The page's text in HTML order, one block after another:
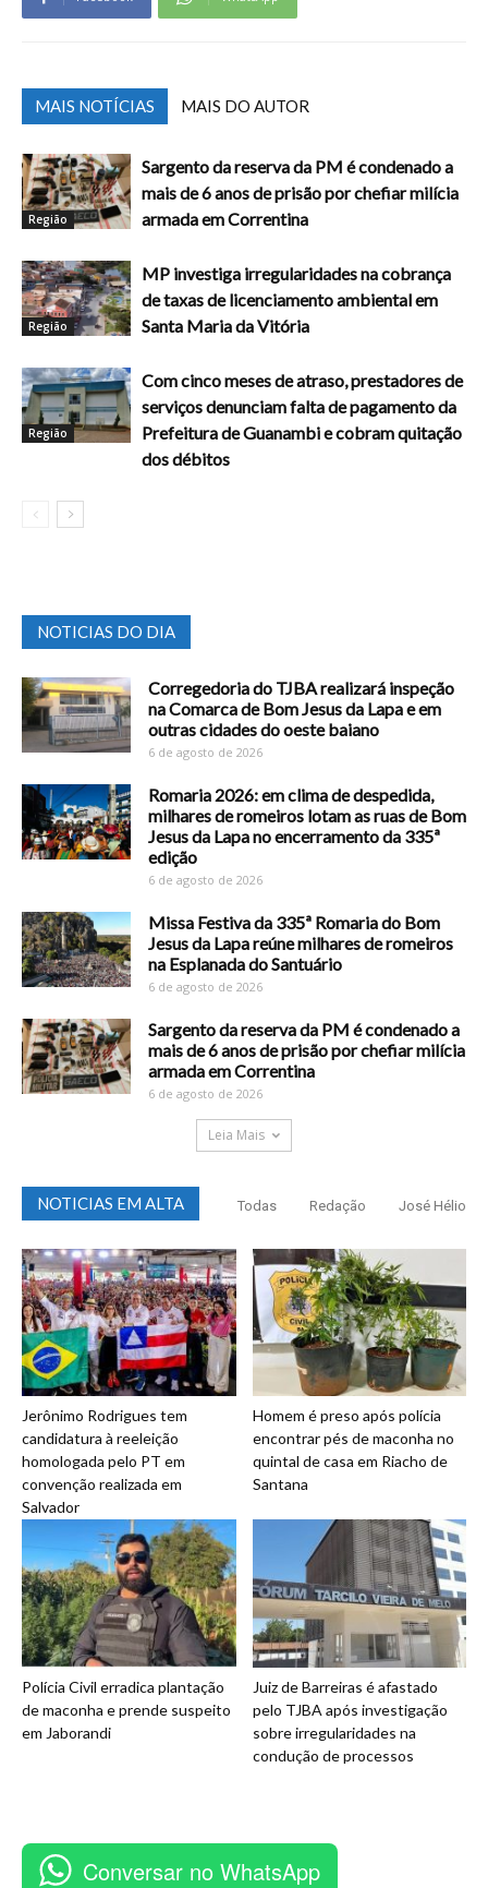
MAIS NOTÍCIAS MAIS DO AUTOR
Região
Sargento da reserva da PM é condenado a
mais de 6 anos de prisão por chefiar milícia
armada em Correntina
Região
MP investiga irregularidades na cobrança
de taxas de licenciamento ambiental em
Santa Maria da Vitória
Região
Com cinco meses de atraso, prestadores de
serviços denunciam falta de pagamento da
Prefeitura de Guanambi e cobram quitação
dos débitos
NOTICIAS DO DIA
Corregedoria do TJBA realizará inspeção
na Comarca de Bom Jesus da Lapa e em
outras cidades do oeste baiano
6 de agosto de 2026
Romaria 2026: em clima de despedida,
milhares de romeiros lotam as ruas de Bom
Jesus da Lapa no encerramento da 335ª
edição
6 de agosto de 2026
Missa Festiva da 335ª Romaria do Bom
Jesus da Lapa reúne milhares de romeiros
na Esplanada do Santuário
6 de agosto de 2026
Sargento da reserva da PM é condenado a
mais de 6 anos de prisão por chefiar milícia
armada em Correntina
6 de agosto de 2026
Leia Mais
NOTICIAS EM ALTA Todas Redação José Hélio
Jerônimo Rodrigues tem
candidatura à reeleição
homologada pelo PT em
convenção realizada em
Salvador
Homem é preso após polícia
encontrar pés de maconha no
quintal de casa em Riacho de
Santana
Polícia Civil erradica plantação
de maconha e prende suspeito
em Jaborandi
Juiz de Barreiras é afastado
pelo TJBA após investigação
sobre irregularidades na
condução de processos
Conversar no WhatsApp